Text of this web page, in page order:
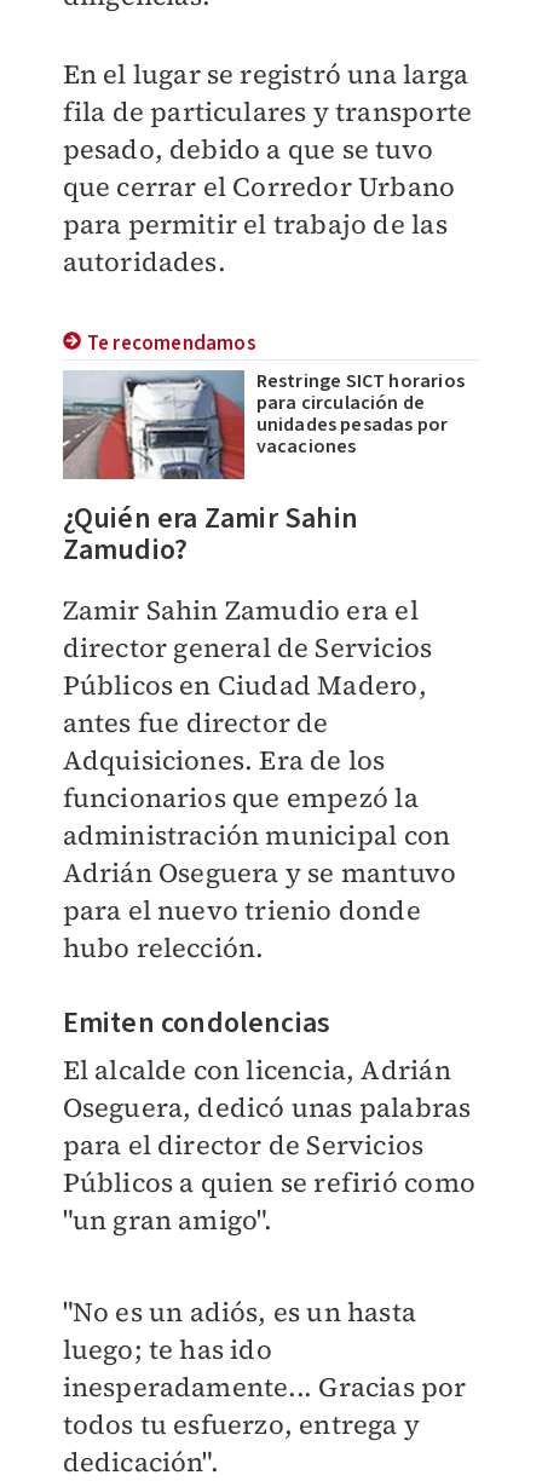
En el lugar se registró una larga
fila de particulares y transporte
pesado, debido a que se tuvo
que cerrar el Corredor Urbano
para permitir el trabajo de las
autoridades.
Te recomendamos
Restringe SICT horarios
para circulación de
unidades pesadas por
vacaciones
¿Quién era Zamir Sahin
Zamudio?
Zamir Sahin Zamudio era el
director general de Servicios
Públicos en Ciudad Madero,
antes fue director de
Adquisiciones. Era de los
funcionarios que empezó la
administración municipal con
Adrián Oseguera y se mantuvo
para el nuevo trienio donde
hubo relección.
Emiten condolencias
El alcalde con licencia, Adrián
Oseguera, dedicó unas palabras
para el director de Servicios
Públicos a quien se refirió como
"un gran amigo".
"No es un adiós, es un hasta
luego; te has ido
inesperadamente... Gracias por
todos tu esfuerzo, entrega y
dedicación".